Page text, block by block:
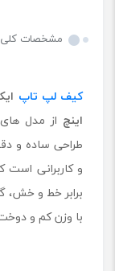
مشخصات کلی
کیف لپ تاپ
اینچ
طراحی ساده و
و کاربرانی
برابر خط و خش،
با وزن کم و